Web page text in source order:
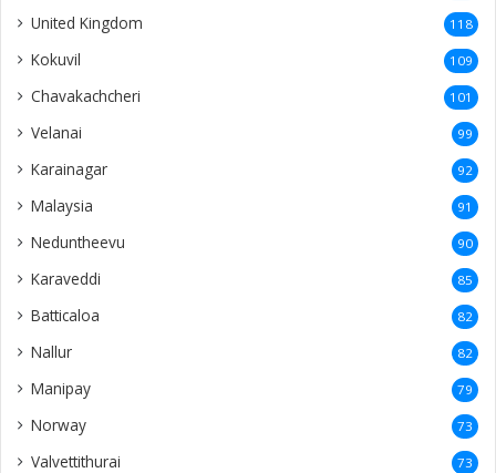
United Kingdom 118
Kokuvil 109
Chavakachcheri 101
Velanai 99
Karainagar 92
Malaysia 91
Neduntheevu 90
Karaveddi 85
Batticaloa 82
Nallur 82
Manipay 79
Norway 73
Valvettithurai 73